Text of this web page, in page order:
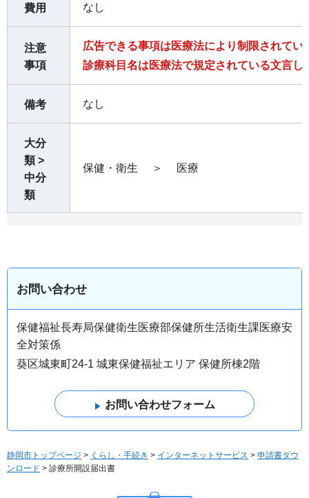
費用 なし
注意
事項
広告できる事項は医療法により制限されてい
診療科目名は医療法で規定されている文言し
備考 なし
大分
類 >
中分
類
保健・衛生 ＞ 医療
お問い合わせ
保健福祉長寿局保健衛生医療部保健所生活衛生課医療安
全対策係
葵区城東町24-1 城東保健福祉エリア 保健所棟2階
静岡市トップページ > くらし・手続き > インターネットサービス > 申請書ダウ
ンロード > 診療所開設届出書